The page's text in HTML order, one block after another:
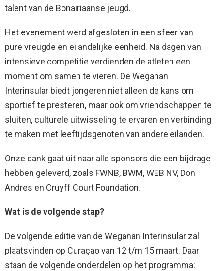
talent van de Bonairiaanse jeugd.
Het evenement werd afgesloten in een sfeer van
pure vreugde en eilandelijke eenheid. Na dagen van
intensieve competitie verdienden de atleten een
moment om samen te vieren. De Weganan
Interinsular biedt jongeren niet alleen de kans om
sportief te presteren, maar ook om vriendschappen te
sluiten, culturele uitwisseling te ervaren en verbinding
te maken met leeftijdsgenoten van andere eilanden.
Onze dank gaat uit naar alle sponsors die een bijdrage
hebben geleverd, zoals FWNB, BWM, WEB NV, Don
Andres en Cruyff Court Foundation.
Wat is de volgende stap?
De volgende editie van de Weganan Interinsular zal
plaatsvinden op Curaçao van 12 t/m 15 maart. Daar
staan de volgende onderdelen op het programma: